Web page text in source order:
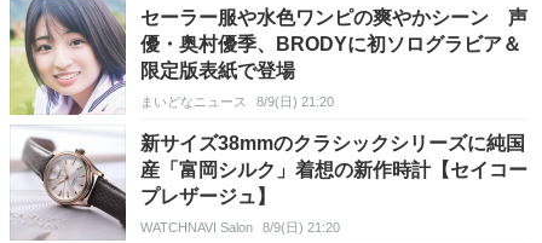
セーラー服や水色ワンピの爽やかシーン 声
優・奥村優季、BRODYに初ソログラビア＆
限定版表紙で登場
まいどなニュース 8/9(日) 21:20
新サイズ38mmのクラシックシリーズに純国
産「富岡シルク」着想の新作時計【セイコー
プレザージュ】
WATCHNAVI Salon 8/9(日) 21:20